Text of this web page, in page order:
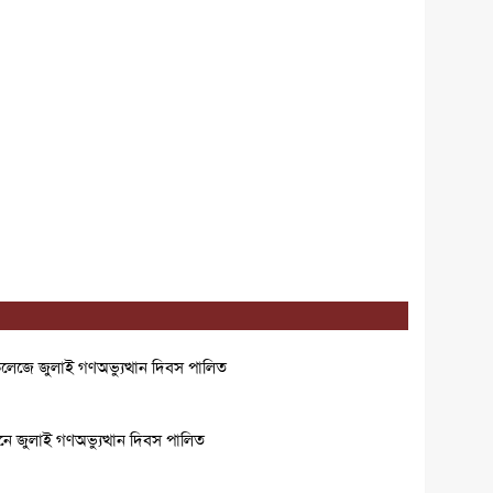
জুলাই গণঅভ্যুত্থান দিবস পালিত
জুলাই গণঅভ্যুত্থান দিবস পালিত